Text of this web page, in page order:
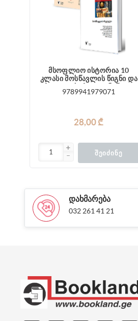
მსოფლიო ისტორია 10
კლასი მოსწავლის წიგნი და
9789941979071
28,00 ₾
ᲨᲔᲘᲫᲘᲜᲔ
ᲓᲐᲮᲛᲐᲠᲔᲑᲐ
032 261 41 21